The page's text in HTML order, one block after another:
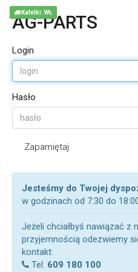
AG-PARTS
Login
Hasło
Zapamiętaj
Jesteśmy do Twojej
w godzinach od 7:30 do
Jeżeli chciałbyś nawiązać z
przyjemnością odezwiemy
kontakt:
Tel. 609 180 100
Kafelki: WŁ